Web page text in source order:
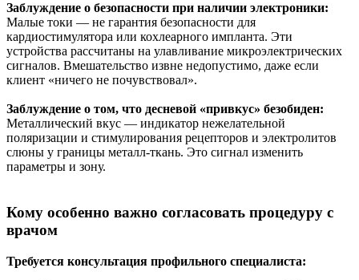
Заблуждение о безопасности при наличии электроники:
Малые токи — не гарантия безопасности для
кардиостимулятора или кохлеарного импланта. Эти
устройства рассчитаны на улавливание микроэлектрических
сигналов. Вмешательство извне недопустимо, даже если
клиент «ничего не почувствовал».
Заблуждение о том, что десневой «привкус» безобиден:
Металлический вкус — индикатор нежелательной
поляризации и стимулирования рецепторов и электролитов
слюны у границы металл‑ткань. Это сигнал изменить
параметры и зону.
Кому особенно важно согласовать процедуру с
врачом
Требуется консультация профильного специалиста: